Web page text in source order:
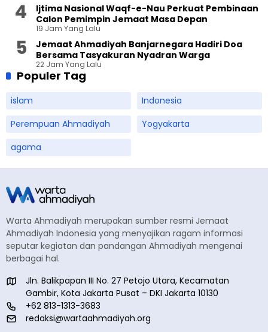
Ijtima Nasional Waqf-e-Nau Perkuat Pembinaan
Calon Pemimpin Jemaat Masa Depan
19 Jam Yang Lalu
Jemaat Ahmadiyah Banjarnegara Hadiri Doa
Bersama Tasyakuran Nyadran Warga
22 Jam Yang Lalu
Populer Tag
islam
Indonesia
Perempuan Ahmadiyah
Yogyakarta
agama
Warta Ahmadiyah merupakan sumber resmi Jemaat
Ahmadiyah Indonesia yang menyajikan ragam informasi
seputar kegiatan dan pandangan Ahmadiyah mengenai
berbagai hal.
Jln. Balikpapan III No. 27 Petojo Utara, Kecamatan
Gambir, Kota Jakarta Pusat – DKI Jakarta 10130
+62 813-1313-3683
redaksi@wartaahmadiyah.org